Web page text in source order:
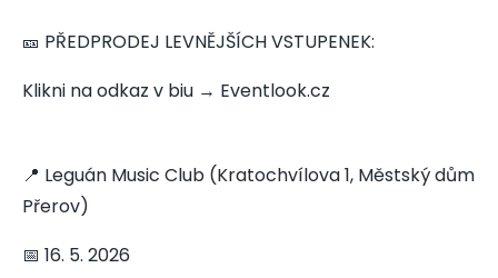
🎫 PŘEDPRODEJ LEVNĚJŠÍCH VSTUPENEK:
Klikni na odkaz v biu → Eventlook.cz
📍 Leguán Music Club (Kratochvílova 1, Městský dům
Přerov)
📅 16. 5. 2026